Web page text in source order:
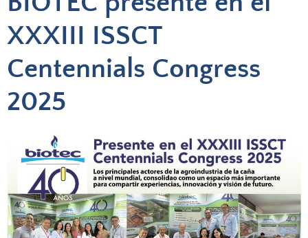
XXXIII ISSCT
Centennials Congress
2025